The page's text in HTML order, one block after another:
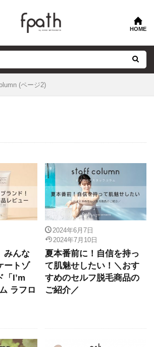
(ページ2)
みんな
ートゾ
「I’m
ラフロ
2024年6月7日
2024年7月10日
夏本番前に！自信を持っ
て肌魅せしたい！＼おす
すめのセルフ脱毛商品の
ご紹介／